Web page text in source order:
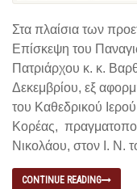
Στα πλαίσια των
Επίσκεψη του
Πατριάρχου κ. κ.
Δεκεμβρίου, εξ
του Καθεδρικού
Κορέας,
Νικολάου, στον Ι. Ν.
CONTINUE READING